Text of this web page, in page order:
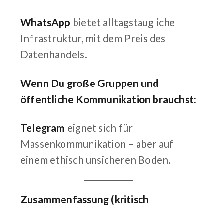
WhatsApp bietet alltagstaugliche
Infrastruktur, mit dem Preis des
Datenhandels.
Wenn Du große Gruppen und
öffentliche Kommunikation brauchst:
Telegram eignet sich für
Massenkommunikation – aber auf
einem ethisch unsicheren Boden.
Zusammenfassung (kritisch